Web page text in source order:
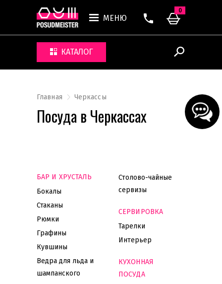
МЕНЮ
КАТАЛОГ
0
Главная Черкассы
Посуда в Черкассах
БАР И ХРУСТАЛЬ
Бокалы
Стаканы
Рюмки
Графины
Кувшины
Ведра для льда и
шампанского
Столово-чайные
сервизы
СЕРВИРОВКА
Тарелки
Интерьер
КУХОННАЯ
ПОСУДА